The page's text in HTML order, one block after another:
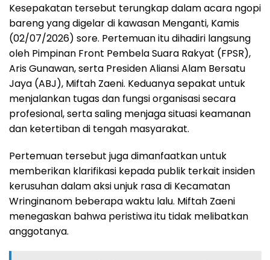
Kesepakatan tersebut terungkap dalam acara ngopi
bareng yang digelar di kawasan Menganti, Kamis
(02/07/2026) sore. Pertemuan itu dihadiri langsung
oleh Pimpinan Front Pembela Suara Rakyat (FPSR),
Aris Gunawan, serta Presiden Aliansi Alam Bersatu
Jaya (ABJ), Miftah Zaeni. Keduanya sepakat untuk
menjalankan tugas dan fungsi organisasi secara
profesional, serta saling menjaga situasi keamanan
dan ketertiban di tengah masyarakat.
Pertemuan tersebut juga dimanfaatkan untuk
memberikan klarifikasi kepada publik terkait insiden
kerusuhan dalam aksi unjuk rasa di Kecamatan
Wringinanom beberapa waktu lalu. Miftah Zaeni
menegaskan bahwa peristiwa itu tidak melibatkan
anggotanya.